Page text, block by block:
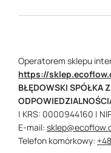
Operatorem sklepu
https://
BŁĘDOWSKI SPÓŁKA
| KRS: 0000944160 |
E-mail:
Telefon komórkowy: